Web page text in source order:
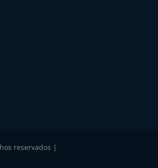
reservados |